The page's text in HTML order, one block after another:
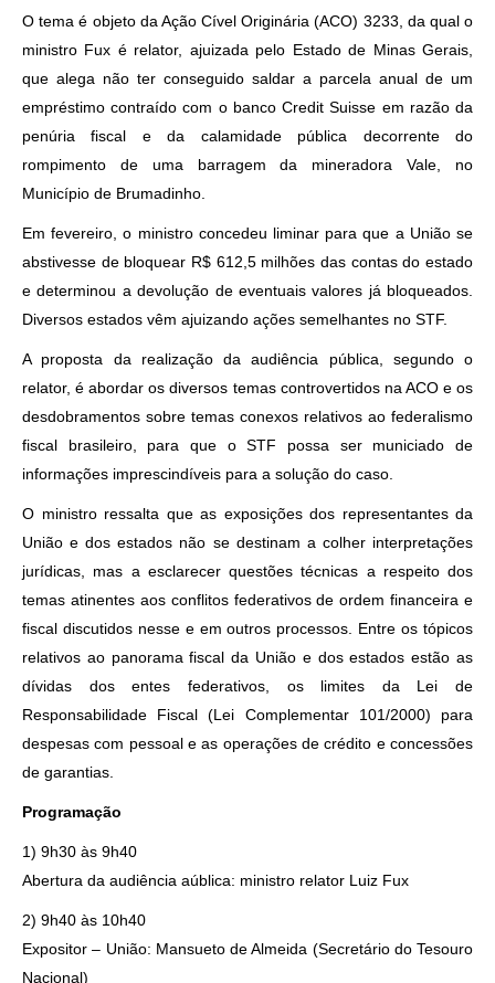
O tema é objeto da Ação Cível Originária (ACO) 3233, da qual o
ministro Fux é relator, ajuizada pelo Estado de Minas Gerais,
que alega não ter conseguido saldar a parcela anual de um
empréstimo contraído com o banco Credit Suisse em razão da
penúria fiscal e da calamidade pública decorrente do
rompimento de uma barragem da mineradora Vale, no
Município de Brumadinho.
Em fevereiro, o ministro concedeu liminar para que a União se
abstivesse de bloquear R$ 612,5 milhões das contas do estado
e determinou a devolução de eventuais valores já bloqueados.
Diversos estados vêm ajuizando ações semelhantes no STF.
A proposta da realização da audiência pública, segundo o
relator, é abordar os diversos temas controvertidos na ACO e os
desdobramentos sobre temas conexos relativos ao federalismo
fiscal brasileiro, para que o STF possa ser municiado de
informações imprescindíveis para a solução do caso.
O ministro ressalta que as exposições dos representantes da
União e dos estados não se destinam a colher interpretações
jurídicas, mas a esclarecer questões técnicas a respeito dos
temas atinentes aos conflitos federativos de ordem financeira e
fiscal discutidos nesse e em outros processos. Entre os tópicos
relativos ao panorama fiscal da União e dos estados estão as
dívidas dos entes federativos, os limites da Lei de
Responsabilidade Fiscal (Lei Complementar 101/2000) para
despesas com pessoal e as operações de crédito e concessões
de garantias.
Programação
1) 9h30 às 9h40
Abertura da audiência aública: ministro relator Luiz Fux
2) 9h40 às 10h40
Expositor – União: Mansueto de Almeida (Secretário do Tesouro
Nacional)